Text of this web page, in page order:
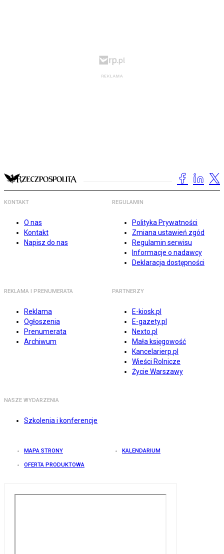
KONTAKT
O nas
Kontakt
Napisz do nas
REGULAMIN
Polityka Prywatności
Zmiana ustawień zgód
Regulamin serwisu
Informacje o nadawcy
Deklaracja dostępności
REKLAMA I PRENUMERATA
Reklama
Ogłoszenia
Prenumerata
Archiwum
PARTNERZY
E-kiosk.pl
E-gazety.pl
Nexto.pl
Mała księgowość
Kancelarierp.pl
Wieści Rolnicze
Życie Warszawy
NASZE WYDARZENIA
Szkolenia i konferencje
MAPA STRONY KALENDARIUM
OFERTA PRODUKTOWA